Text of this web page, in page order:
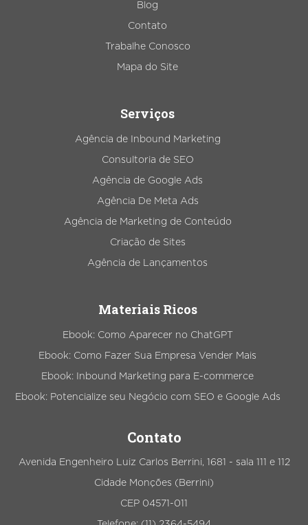
Blog
Contato
Trabalhe Conosco
Mapa do Site
Serviços
Agência de Inbound Marketing
Consultoria de SEO
Agência de Google Ads
Agência De Meta Ads
Agência de Marketing de Conteúdo
Criação de Sites
Agência de Lançamentos
Materiais Ricos
Ebook: Como Aparecer no ChatGPT
Ebook: Como Fazer Sua Empresa Vender Mais
Ebook: Inbound Marketing para E-commerce
Ebook: Potencialize seu Negócio com SEO e Google Ads
Contato
Avenida Engenheiro Luiz Carlos Berrini, 1681 - sala 111 e 112
Cidade Monções (Berrini)
CEP 04571-011